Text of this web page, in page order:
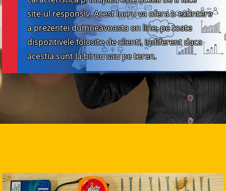
site-ul responsiv. Acest lucru va ofera o extintere
a prezentei dumneavoasta on line, pe toate
dispozitivele folosite de clienti, indiferent daca
acestia sunt la birou sau pe teren.